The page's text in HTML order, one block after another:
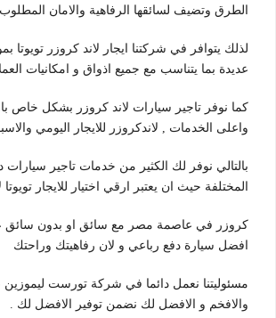
الطرق وتضيف لسائقها الرفاهية والامان
لذلك يتوافر في شركتنا ايجار لاند كروزر تويوتا
عديدة بما يتناسب مع جميع اذواق و امكانيات
كما نوفر تاجير سيارات لاند كروزر بشكل خاص
واعلى الخدمات , لاندكروزر للايجار اليومي
بالتالي نوفر لك الكثير من خدمات تاجير سيارات
المختلفة حيث ان يعتبر ارقي اختيار للايجار تويوتا
كروزر في عاصمة مصر مع سائق او بدون سائق
افضل سيارة دفع رباعي و لان رفاهيتك وراحتك
مسئوليتنا نعمل دائما في شركة تورست
والافخم و الافضل لك نضمن توفير الافضل لك .